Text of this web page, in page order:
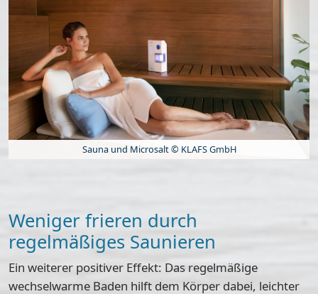
Sauna und Microsalt © KLAFS GmbH
Weniger frieren durch
regelmäßiges Saunieren
Ein weiterer positiver Effekt: Das regelmäßige
wechselwarme Baden hilft dem Körper dabei, leichter